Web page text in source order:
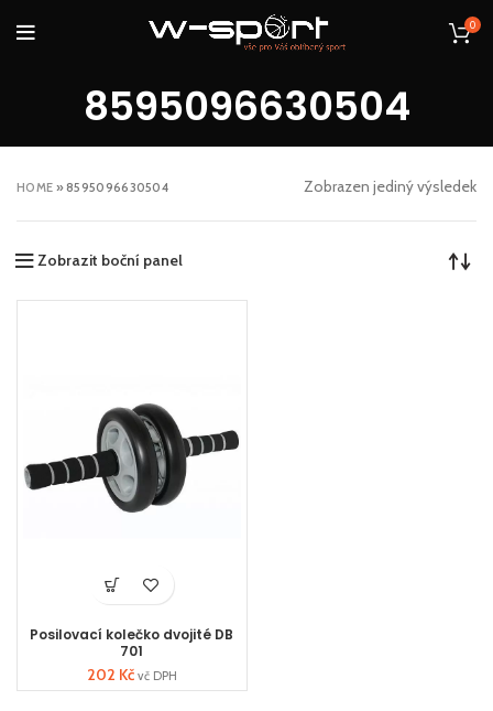
0
8595096630504
HOME »8595096630504 Zobrazen jediný výsledek
Zobrazit boční panel
Posilovací kolečko dvojité DB
701
202 Kč vč DPH